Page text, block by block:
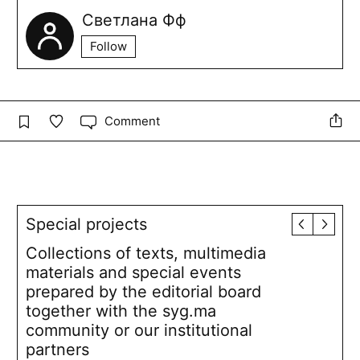
Светлана Фф
Follow
Comment
Special projects
Collections of texts, multimedia
materials and special events
prepared by the editorial board
together with the syg.ma
community or our institutional
partners